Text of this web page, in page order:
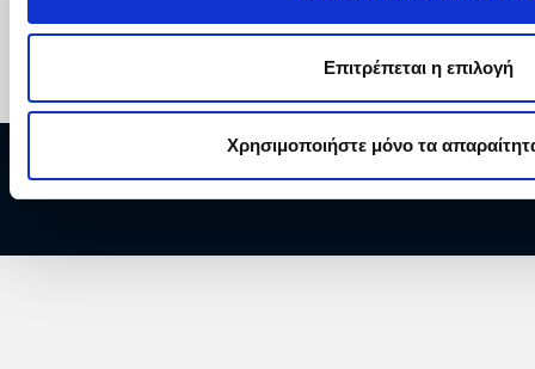
Επιτρέπεται η επιλογή
Χρησιμοποιήστε μόνο τα
Copyright © 2026 ΔΕΗ Α.Ε.